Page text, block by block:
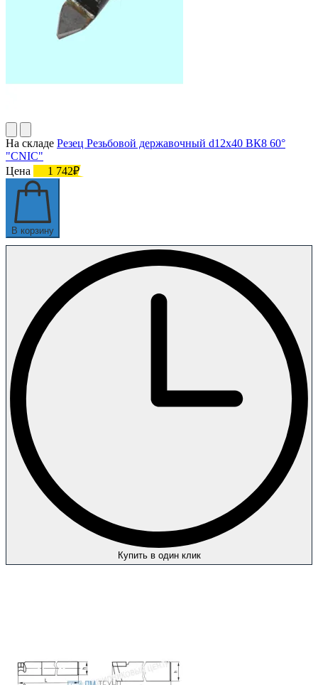
На складе Резец Резьбовой державочный d12х40 ВК8 60°
"CNIC"
Цена
1 742₽
В корзину
Купить в один клик